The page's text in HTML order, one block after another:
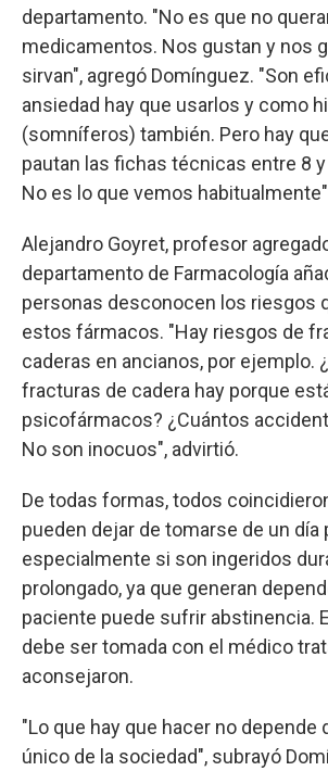
departamento. "No es que no
medicamentos. Nos gustan y nos
sirvan", agregó Domínguez. "Son
ansiedad hay que usarlos y como
(somníferos) también. Pero hay
pautan las fichas técnicas entre 8
No es lo que vemos
Alejandro Goyret, profesor
departamento de Farmacología
personas desconocen los riesgos
estos fármacos. "Hay riesgos de
caderas en ancianos, por ejemplo.
fracturas de cadera hay porque
psicofármacos? ¿Cuántos
No son inocuos", advirtió.
De todas formas, todos
pueden dejar de tomarse de un día
especialmente si son ingeridos
prolongado, ya que generan
paciente puede sufrir abstinencia.
debe ser tomada con el médico
aconsejaron.
"Lo que hay que hacer no depende
único de la sociedad", subrayó